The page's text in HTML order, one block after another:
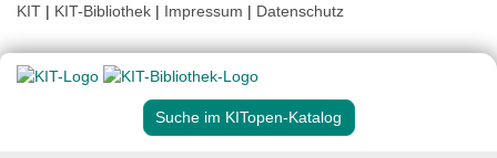
KIT | KIT-Bibliothek | Impressum | Datenschutz
Suche im KITopen-Katalog